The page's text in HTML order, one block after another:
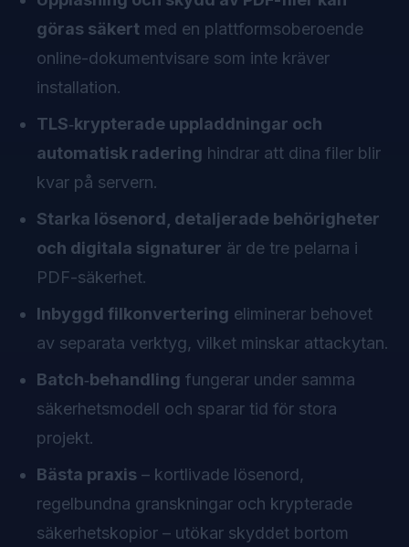
göras säkert med en plattformsoberoende
online-dokumentvisare som inte kräver
installation.
TLS‑krypterade uppladdningar och
automatisk radering hindrar att dina filer blir
kvar på servern.
Starka lösenord, detaljerade behörigheter
och digitala signaturer är de tre pelarna i
PDF-säkerhet.
Inbyggd filkonvertering eliminerar behovet
av separata verktyg, vilket minskar attackytan.
Batch‑behandling fungerar under samma
säkerhetsmodell och sparar tid för stora
projekt.
Bästa praxis – kortlivade lösenord,
regelbundna granskningar och krypterade
säkerhetskopior – utökar skyddet bortom